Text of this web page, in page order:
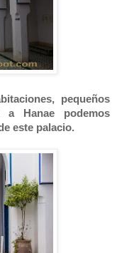
pequeños
a Hanae podemos
este palacio.